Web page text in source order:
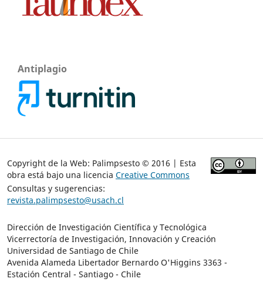
Antiplagio
Copyright de la Web: Palimpsesto © 2016 | Esta
obra está bajo una licencia Creative Commons
Consultas y sugerencias:
revista.palimpsesto@usach.cl
Dirección de Investigación Científica y Tecnológica
Vicerrectoría de Investigación, Innovación y Creación
Universidad de Santiago de Chile
Avenida Alameda Libertador Bernardo O'Higgins 3363 -
Estación Central - Santiago - Chile